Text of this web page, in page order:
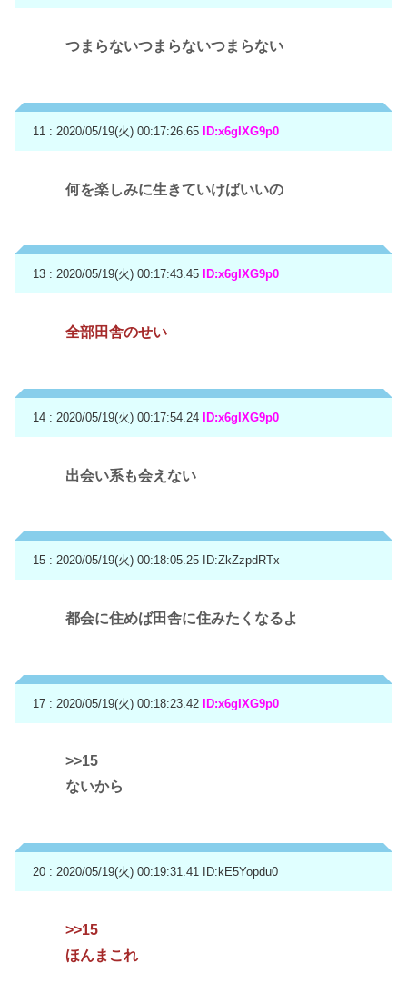
つまらないつまらないつまらない
11 : 2020/05/19(火) 00:17:26.65 ID:x6gIXG9p0
何を楽しみに生きていけばいいの
13 : 2020/05/19(火) 00:17:43.45 ID:x6gIXG9p0
全部田舎のせい
14 : 2020/05/19(火) 00:17:54.24 ID:x6gIXG9p0
出会い系も会えない
15 : 2020/05/19(火) 00:18:05.25 ID:ZkZzpdRTx
都会に住めば田舎に住みたくなるよ
17 : 2020/05/19(火) 00:18:23.42 ID:x6gIXG9p0
>>15
ないから
20 : 2020/05/19(火) 00:19:31.41 ID:kE5Yopdu0
>>15
ほんまこれ